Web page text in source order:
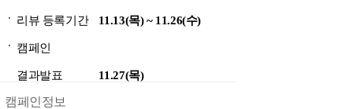
리뷰 등록기간 11.13(목) ~ 11.26(수)
캠페인
결과발표 11.27(목)
캠페인정보